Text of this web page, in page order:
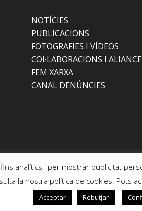
NOTÍCIES
PUBLICACIONS
FOTOGRAFIES I VÍDEOS
COL·LABORACIONS I
FEM XARXA
CANAL DENÚNCIES
analítics i per mostrar publicitat
la nostra política de cookies.
Acceptar Rebutjar